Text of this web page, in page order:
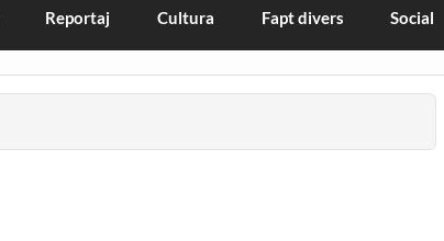
Reportaj Cultura Fapt divers Social